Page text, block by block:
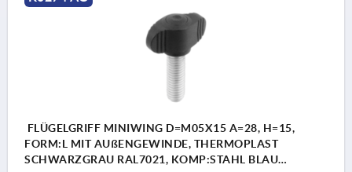
FLÜGELGRIFF MINIWING D=M05X15 A=28, H=15,
FORM:L MIT AUßENGEWINDE, THERMOPLAST
SCHWARZGRAU RAL7021, KOMP:STAHL BLAU